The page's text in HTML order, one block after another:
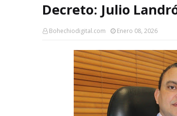
Decreto: Julio
Bohechiodigital.com Enero 08, 2026